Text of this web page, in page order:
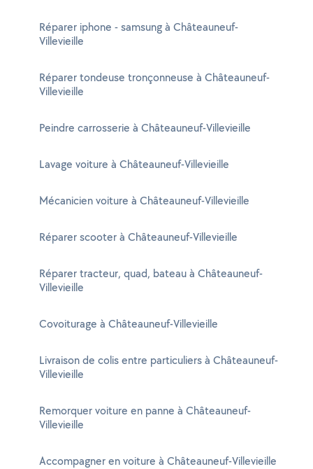
Réparer iphone - samsung à Châteauneuf-
Villevieille
Réparer tondeuse tronçonneuse à Châteauneuf-
Villevieille
Peindre carrosserie à Châteauneuf-Villevieille
Lavage voiture à Châteauneuf-Villevieille
Mécanicien voiture à Châteauneuf-Villevieille
Réparer scooter à Châteauneuf-Villevieille
Réparer tracteur, quad, bateau à Châteauneuf-
Villevieille
Covoiturage à Châteauneuf-Villevieille
Livraison de colis entre particuliers à Châteauneuf-
Villevieille
Remorquer voiture en panne à Châteauneuf-
Villevieille
Accompagner en voiture à Châteauneuf-Villevieille